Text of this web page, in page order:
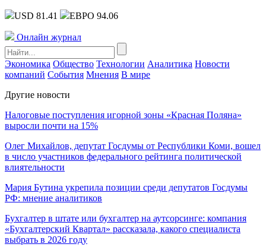
USD 81.41 ЕВРО 94.06
Онлайн журнал
Экономика Общество Технологии Аналитика Новости
компаний События Мнения В мире
Другие новости
Налоговые поступления игорной зоны «Красная Поляна»
выросли почти на 15%
Олег Михайлов, депутат Госдумы от Республики Коми, вошел
в число участников федерального рейтинга политической
влиятельности
Мария Бутина укрепила позиции среди депутатов Госдумы
РФ: мнение аналитиков
Бухгалтер в штате или бухгалтер на аутсорсинге: компания
«Бухгалтерский Квартал» рассказала, какого специалиста
выбрать в 2026 году